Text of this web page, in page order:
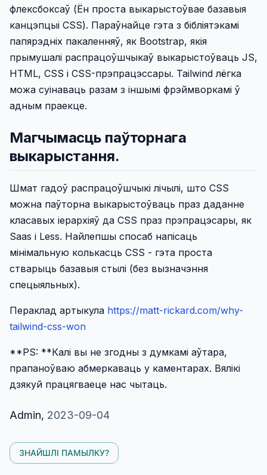
флексбоксаў (Ён проста выкарыстоўвае базавыя
канцэпцыі CSS). Параўнайце гэта з бібліятэкамі
папярэдніх пакаленняў, як Bootstrap, якія
прымушалі распрацоўшчыкаў выкарыстоўваць JS,
HTML, CSS і CSS-прэпрацэссары. Tailwind лёгка
можа суінаваць разам з іншымі фрэймворкамі ў
адным праекце.
Магчымасць паўторнага
выкарыстання.
Шмат гадоў распрацоўшчыкі лічылі, што CSS
можна паўторна выкарыстоўваць праз даданне
класавых іерархіяў да CSS праз прэпрацэсары, як
Saas і Less. Найлепшы спосаб напісаць
мінімальную колькасць CSS - гэта проста
стварыць базавыя стылі (без вызначэння
спецыяльных).
Пераклад артыкула https://matt-rickard.com/why-
tailwind-css-won
**PS: **Калі вы не згодны з думкамі аўтара,
прапаноўваю абмеркаваць у каментарах. Вялікі
дзякуй працягваеце нас чытаць.
Admin, 2023-09-04
ЗНАЙШЛІ ПАМЫЛКУ?